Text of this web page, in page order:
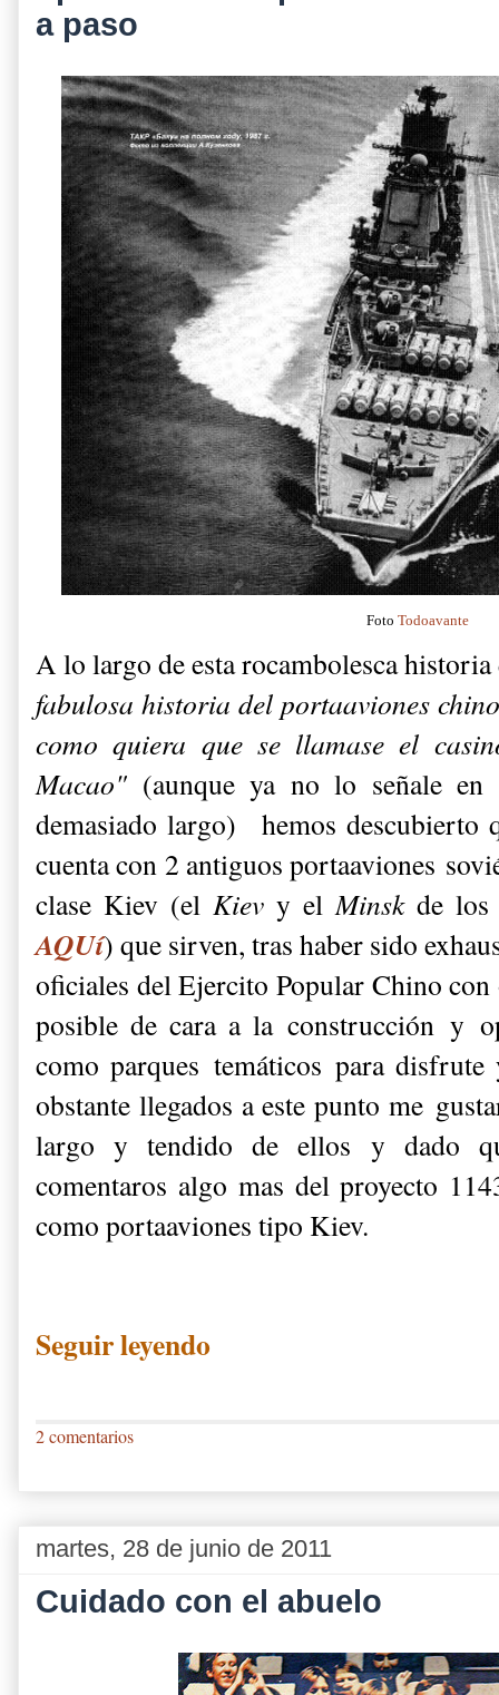
a paso
Foto Todoavante
A lo largo de esta rocambolesca
fabulosa historia del portaaviones
como quiera que se llamase el
Macao" (aunque ya no lo señale
demasiado largo)
hemos descubierto
cuenta con 2 antiguos portaaviones
clase Kiev (el Kiev y el Minsk de los
AQUí) que sirven, tras haber sido
oficiales del Ejercito Popular Chino
posible de cara a la construcción y
como parques temáticos para
obstante llegados a este punto me
largo y tendido de ellos y dado
comentaros algo mas del proyecto
como portaaviones tipo Kiev.
Seguir leyendo
2 comentarios
martes, 28 de junio de 2011
Cuidado con el abuelo